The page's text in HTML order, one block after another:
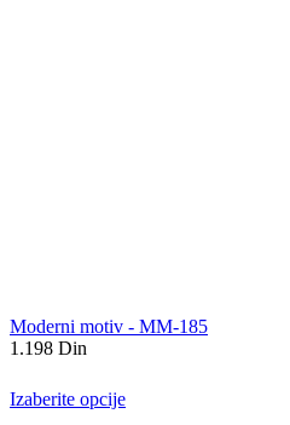
Moderni motiv - MM-185
1.198 Din
Izaberite opcije